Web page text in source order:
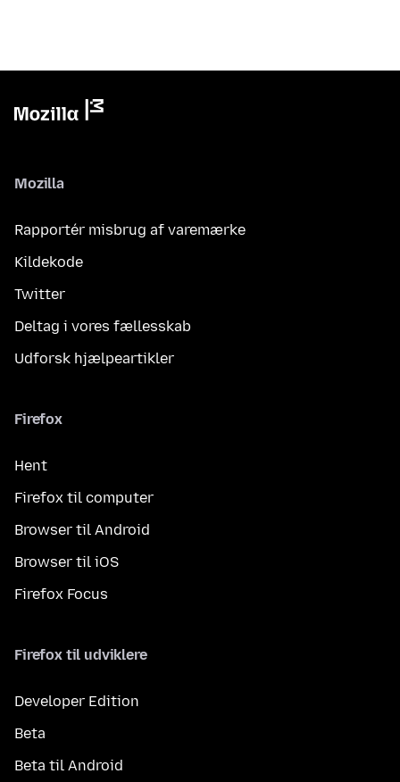
Mozilla
Rapportér misbrug af varemærke
Kildekode
Twitter
Deltag i vores fællesskab
Udforsk hjælpeartikler
Firefox
Hent
Firefox til computer
Browser til Android
Browser til iOS
Firefox Focus
Firefox til udviklere
Developer Edition
Beta
Beta til Android